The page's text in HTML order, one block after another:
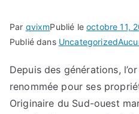
Par qvixmPublié leoctobre 11,
Publié dans Uncategorized
Depuis des générations,
renommée pour ses
Originaire du Sud-ouest